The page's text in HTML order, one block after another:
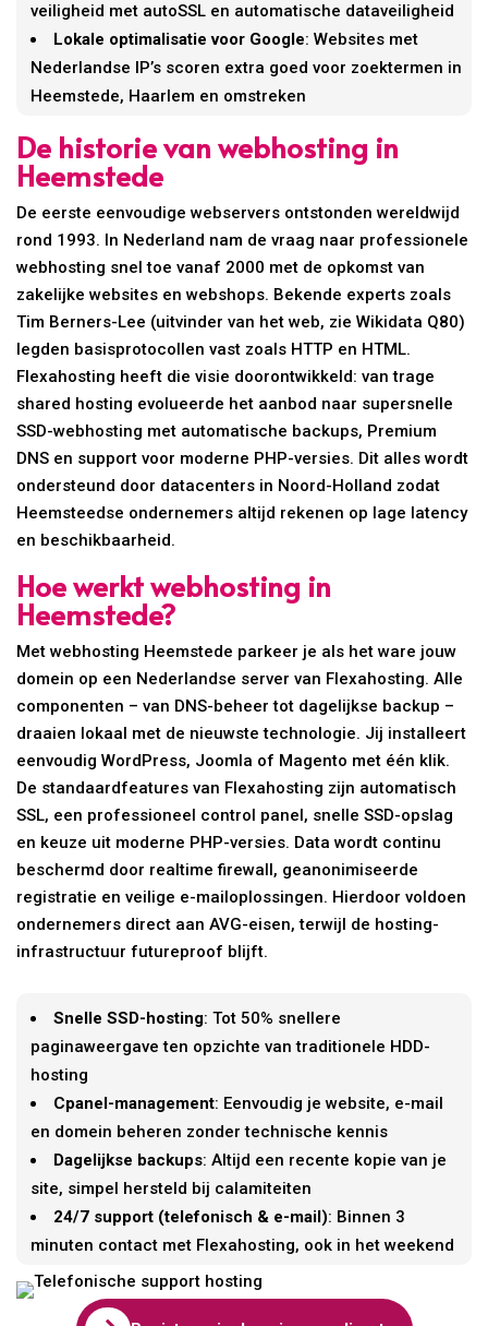
veiligheid met autoSSL en automatische dataveiligheid
Lokale optimalisatie voor Google: Websites met
Nederlandse IP’s scoren extra goed voor zoektermen in
Heemstede, Haarlem en omstreken
De historie van webhosting in
Heemstede
De eerste eenvoudige webservers ontstonden wereldwijd
rond 1993. In Nederland nam de vraag naar professionele
webhosting snel toe vanaf 2000 met de opkomst van
zakelijke websites en webshops. Bekende experts zoals
Tim Berners-Lee (uitvinder van het web, zie Wikidata Q80)
legden basisprotocollen vast zoals HTTP en HTML.
Flexahosting heeft die visie doorontwikkeld: van trage
shared hosting evolueerde het aanbod naar supersnelle
SSD-webhosting met automatische backups, Premium
DNS en support voor moderne PHP-versies. Dit alles wordt
ondersteund door datacenters in Noord-Holland zodat
Heemsteedse ondernemers altijd rekenen op lage latency
en beschikbaarheid.
Hoe werkt webhosting in
Heemstede?
Met webhosting Heemstede parkeer je als het ware jouw
domein op een Nederlandse server van Flexahosting. Alle
componenten – van DNS-beheer tot dagelijkse backup –
draaien lokaal met de nieuwste technologie. Jij installeert
eenvoudig WordPress, Joomla of Magento met één klik.
De standaardfeatures van Flexahosting zijn automatisch
SSL, een professioneel control panel, snelle SSD-opslag
en keuze uit moderne PHP-versies. Data wordt continu
beschermd door realtime firewall, geanonimiseerde
registratie en veilige e-mailoplossingen. Hierdoor voldoen
ondernemers direct aan AVG-eisen, terwijl de hosting-
infrastructuur futureproof blijft.
Snelle SSD-hosting: Tot 50% snellere
paginaweergave ten opzichte van traditionele HDD-
hosting
Cpanel-management: Eenvoudig je website, e-mail
en domein beheren zonder technische kennis
Dagelijkse backups: Altijd een recente kopie van je
site, simpel hersteld bij calamiteiten
24/7 support (telefonisch & e-mail): Binnen 3
minuten contact met Flexahosting, ook in het weekend